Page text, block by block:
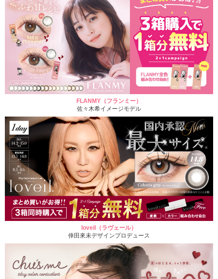
FLANMY（フランミー）
佐々木希イメージモデル
loveil（ラヴェール）
倖田來未デザインプロデュース